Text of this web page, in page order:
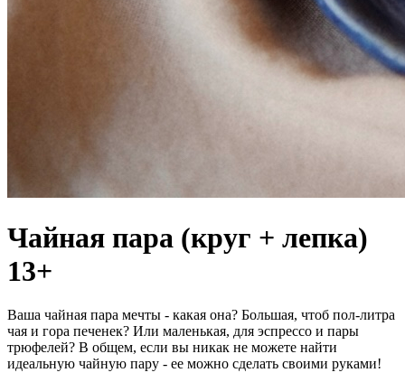
Чайная пара (круг + лепка)
13+
Ваша чайная пара мечты - какая она? Большая, чтоб пол-литра
чая и гора печенек? Или маленькая, для эспрессо и пары
трюфелей? В общем, если вы никак не можете найти
идеальную чайную пару - ее можно сделать своими руками!